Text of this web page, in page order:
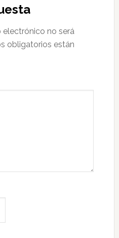
electrónico no será
obligatorios están